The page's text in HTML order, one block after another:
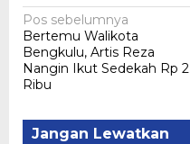
Navigasi
pos
Pos sebelumnya
Bertemu Walikota
Bengkulu, Artis Reza
Nangin Ikut Sedekah Rp 2
Ribu
Jangan Lewatkan